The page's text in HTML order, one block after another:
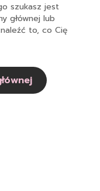
szukasz jest
głównej lub
to, co Cię